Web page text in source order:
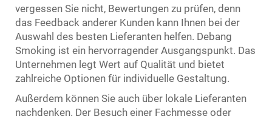
vergessen Sie nicht, Bewertungen zu prüfen, denn
das Feedback anderer Kunden kann Ihnen bei der
Auswahl des besten Lieferanten helfen. Debang
Smoking ist ein hervorragender Ausgangspunkt. Das
Unternehmen legt Wert auf Qualität und bietet
zahlreiche Optionen für individuelle Gestaltung.
Außerdem können Sie auch über lokale Lieferanten
nachdenken. Der Besuch einer Fachmesse oder